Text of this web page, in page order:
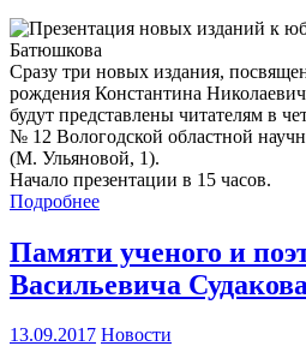
Сразу три новых издания,
рождения Константина
будут представлены читателям в
№ 12 Вологодской областной
(М. Ульяновой, 1).
Начало презентации в 15 часов.
Подробнее
Памяти ученого и
Васильевича Судакова
13.09.2017 Новости